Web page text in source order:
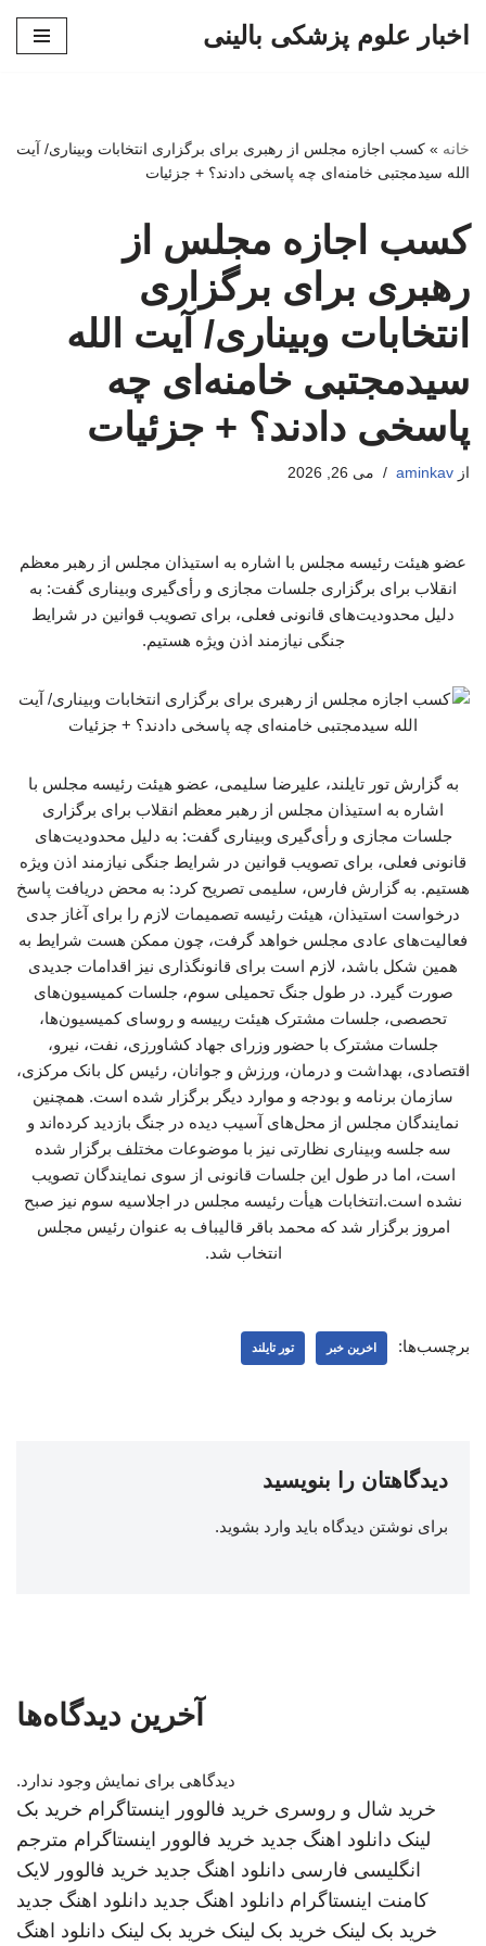
اخبار علوم پزشکی بالینی
خانه » کسب اجازه مجلس از رهبری برای برگزاری انتخابات وبیناری/ آیت
الله سیدمجتبی خامنه‌ای چه پاسخی دادند؟ + جزئیات
کسب اجازه مجلس از
رهبری برای برگزاری
انتخابات وبیناری/ آیت الله
سیدمجتبی خامنه‌ای چه
پاسخی دادند؟ + جزئیات
از aminkav می 26, 2026
عضو هیئت رئیسه مجلس با اشاره به استیذان مجلس از رهبر معظم
انقلاب برای برگزاری جلسات مجازی و رأی‌گیری وبیناری گفت: به
دلیل محدودیت‌های قانونی فعلی، برای تصویب قوانین در شرایط
جنگی نیازمند اذن ویژه هستیم.
به گزارش تور تایلند، علیرضا سلیمی، عضو هیئت رئیسه مجلس با
اشاره به استیذان مجلس از رهبر معظم انقلاب برای برگزاری
جلسات مجازی و رأی‌گیری وبیناری گفت: به دلیل محدودیت‌های
قانونی فعلی، برای تصویب قوانین در شرایط جنگی نیازمند اذن ویژه
هستیم. به گزارش فارس، سلیمی تصریح کرد: به محض دریافت پاسخ
درخواست استیذان، هیئت رئیسه تصمیمات لازم را برای آغاز جدی
فعالیت‌های عادی مجلس خواهد گرفت، چون ممکن هست شرایط به
همین شکل باشد، لازم است برای قانونگذاری نیز اقدامات جدیدی
صورت گیرد. در طول جنگ تحمیلی سوم، جلسات کمیسیون‌های
تحصصی، جلسات مشترک هیئت رییسه و روسای کمیسیون‌ها،
جلسات مشترک با حضور وزرای جهاد کشاورزی، نفت، نیرو،
اقتصادی، بهداشت و درمان، ورزش و جوانان، رئیس کل بانک مرکزی،
سازمان برنامه و بودجه و موارد دیگر برگزار شده است. همچنین
نمایندگان مجلس از محل‌های آسیب دیده در جنگ بازدید کرده‌اند و
سه جلسه وبیناری ‌نظارتی نیز با موضوعات مختلف برگزار شده
است، اما در طول این جلسات قانونی از سوی نمایندگان تصویب
نشده است.انتخابات هیأت‌ رئیسه مجلس در اجلاسیه سوم نیز صبح
امروز برگزار شد که محمد باقر قالیباف به عنوان رئیس مجلس
انتخاب شد.
برچسب‌ها: اخرین خبر تور تایلند
دیدگاهتان را بنویسید
برای نوشتن دیدگاه باید وارد بشوید.
آخرین دیدگاه‌ها
دیدگاهی برای نمایش وجود ندارد.
خرید شال و روسری خرید فالوور اینستاگرام خرید بک
لینک دانلود اهنگ جدید خرید فالوور اینستاگرام مترجم
انگلیسی فارسی دانلود اهنگ جدید خرید فالوور لایک
کامنت اینستاگرام دانلود اهنگ جدید دانلود اهنگ جدید
خرید بک لینک خرید بک لینک خرید بک لینک دانلود اهنگ